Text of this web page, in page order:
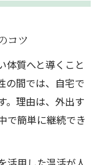
コツ
体質へと導くこと
の間では、自宅で
。理由は、外出す
で簡単に継続でき